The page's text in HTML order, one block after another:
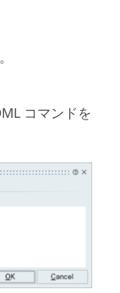
コマンドを